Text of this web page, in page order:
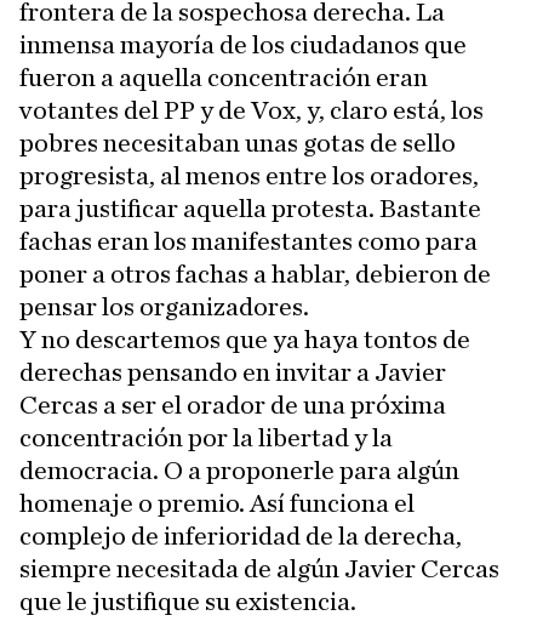
frontera de la sospechosa derecha. La
inmensa mayoría de los ciudadanos que
fueron a aquella concentración eran
votantes del PP y de Vox, y, claro está, los
pobres necesitaban unas gotas de sello
progresista, al menos entre los oradores,
para justificar aquella protesta. Bastante
fachas eran los manifestantes como para
poner a otros fachas a hablar, debieron de
pensar los organizadores.
Y no descartemos que ya haya tontos de
derechas pensando en invitar a Javier
Cercas a ser el orador de una próxima
concentración por la libertad y la
democracia. O a proponerle para algún
homenaje o premio. Así funciona el
complejo de inferioridad de la derecha,
siempre necesitada de algún Javier Cercas
que le justifique su existencia.